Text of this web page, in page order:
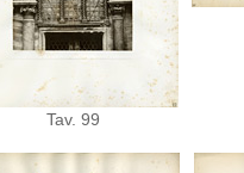
Tav. 99